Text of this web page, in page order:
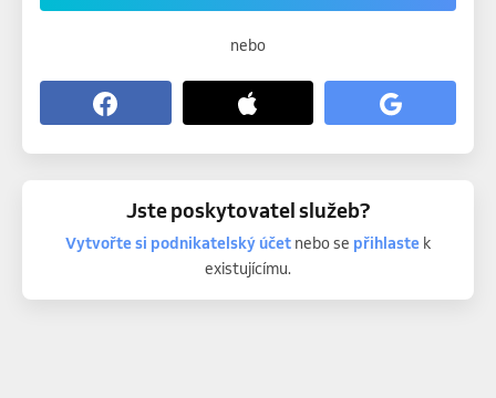
nebo
Jste poskytovatel služeb?
Vytvořte si podnikatelský účetnebo se přihlastek
existujícímu.